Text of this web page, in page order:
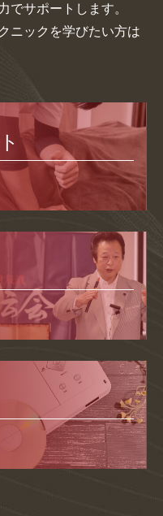
でサポートします。
ニックを学びたい方は